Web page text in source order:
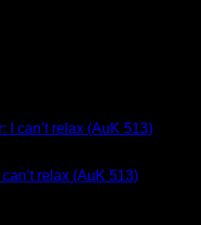
relax (AuK 513)